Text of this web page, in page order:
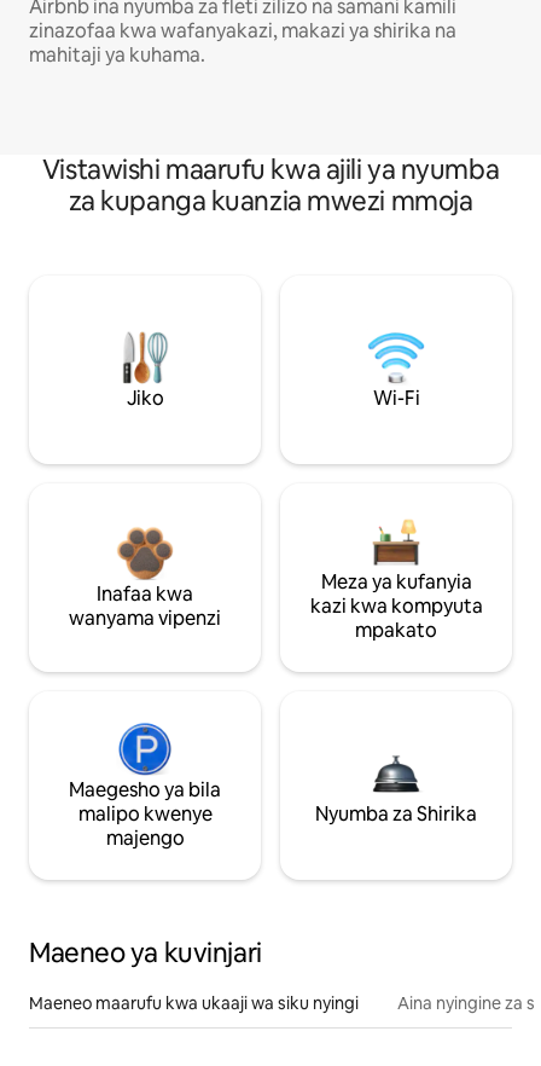
Airbnb ina nyumba za fleti zilizo na samani kamili
zinazofaa kwa wafanyakazi, makazi ya shirika na
mahitaji ya kuhama.
Vistawishi maarufu kwa ajili ya nyumba
za kupanga kuanzia mwezi mmoja
Jiko Wi-Fi
Inafaa kwa
wanyama vipenzi
Meza ya kufanyia
kazi kwa kompyuta
mpakato
Maegesho ya bila
malipo kwenye
majengo
Nyumba za Shirika
Maeneo ya kuvinjari
Maeneo maarufu kwa ukaaji wa siku nyingi Aina nyingine za